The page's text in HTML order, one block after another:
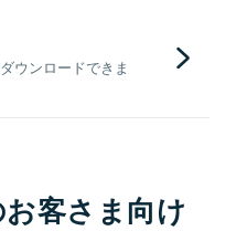
ウンロードできま
客さま向け